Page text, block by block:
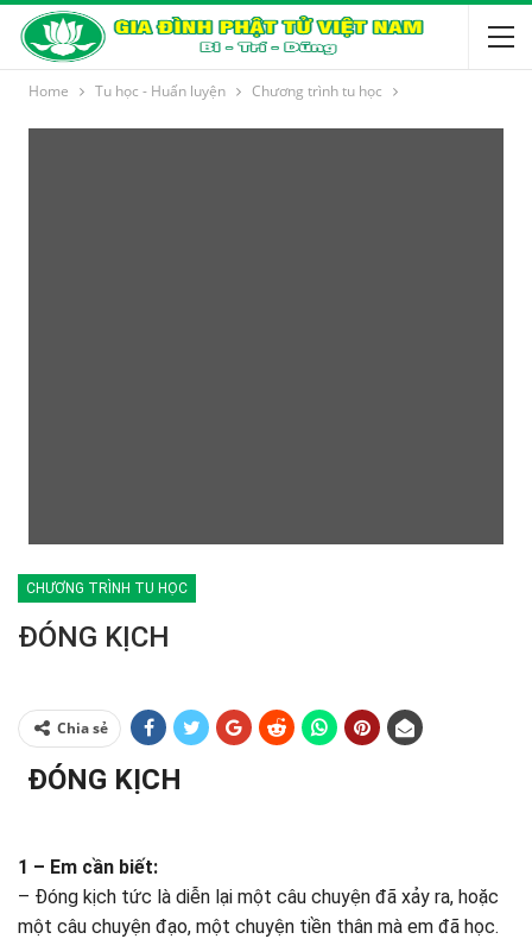
Home Tu học - Huấn luyện Chương trình tu học
CHƯƠNG TRÌNH TU HỌC
ĐÓNG KỊCH
Chia sẻ
ĐÓNG KỊCH
1 – Em cần biết:
– Đóng kịch tức là diễn lại một câu chuyện đã xảy ra, hoặc
một câu chuyện đạo, một chuyện tiền thân mà em đã học.